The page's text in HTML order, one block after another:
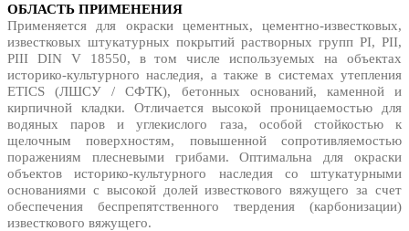
ОБЛАСТЬ ПРИМЕНЕНИЯ
Применяется для окраски цементных, цементно-известковых,
известковых штукатурных покрытий растворных групп PI, PII,
PIII DIN V 18550, в том числе используемых на объектах
историко-культурного наследия, а также в системах утепления
ETICS (ЛШСУ / СФТК), бетонных оснований, каменной и
кирпичной кладки. Отличается высокой проницаемостью для
водяных паров и углекислого газа, особой стойкостью к
щелочным поверхностям, повышенной сопротивляемостью
поражениям плесневыми грибами. Оптимальна для окраски
объектов историко-культурного наследия со штукатурными
основаниями с высокой долей известкового вяжущего за счет
обеспечения беспрепятственного твердения (карбонизации)
известкового вяжущего.